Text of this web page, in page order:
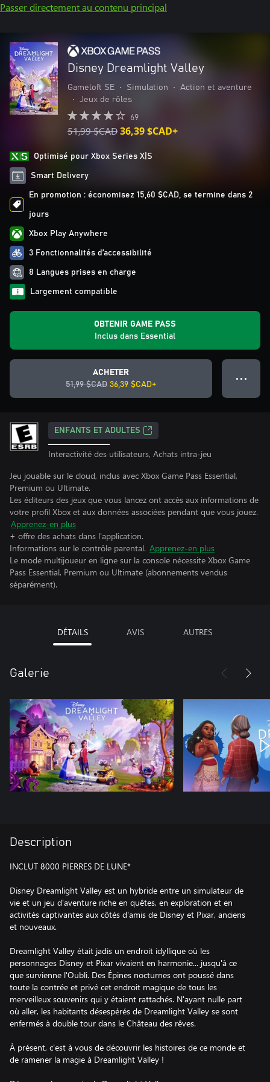
Passer directement au contenu principal
Disney Dreamlight Valley
Gameloft SE • Simulation •
Action et aventure
•
Jeux de rôles
69
51,99 $CAD36,39 $CAD+
Optimisé pour Xbox Series X|S
Smart Delivery
En promotion : économisez 15,60 $CAD, se termine dans 2
jours
Xbox Play Anywhere
3 Fonctionnalités d’accessibilité
8 Langues prises en charge
Largement compatible
OBTENIR GAME PASS
Inclus dans Essential
ACHETER
51,99 $CAD 36,39 $CAD+
● ● ●
ENFANTS ET ADULTES
Interactivité des utilisateurs, Achats intra-jeu
Jeu jouable sur le cloud, inclus avec Xbox Game Pass Essential,
Premium ou Ultimate.
Les éditeurs des jeux que vous lancez ont accès aux informations de
votre profil Xbox et aux données associées pendant que vous jouez.
Apprenez-en plus
+ offre des achats dans l'application.
Informations sur le contrôle parental. Apprenez-en plus
Le mode multijoueur en ligne sur la console nécessite Xbox Game
Pass Essential, Premium ou Ultimate (abonnements vendus
séparément).
DÉTAILS AVIS AUTRES
Galerie
Description
INCLUT 8000 PIERRES DE LUNE*
Disney Dreamlight Valley est un hybride entre un simulateur de
vie et un jeu d'aventure riche en quêtes, en exploration et en
activités captivantes aux côtés d'amis de Disney et Pixar, anciens
et nouveaux.
Dreamlight Valley était jadis un endroit idyllique où les
personnages Disney et Pixar vivaient en harmonie... jusqu'à ce
que survienne l'Oubli. Des Épines nocturnes ont poussé dans
toute la contrée et privé cet endroit magique de tous les
merveilleux souvenirs qui y étaient rattachés. N'ayant nulle part
où aller, les habitants désespérés de Dreamlight Valley se sont
enfermés à double tour dans le Château des rêves.
À présent, c'est à vous de découvrir les histoires de ce monde et
de ramener la magie à Dreamlight Valley !